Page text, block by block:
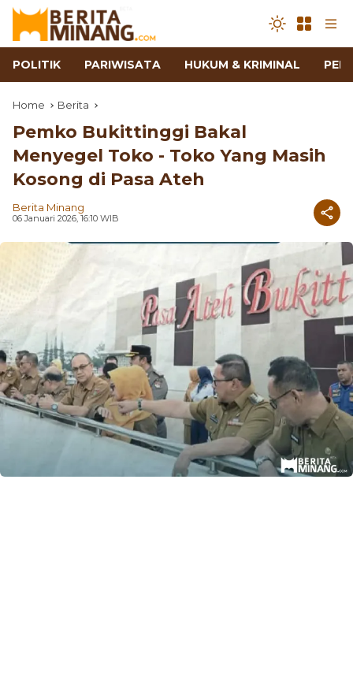
POLITIK PARIWISATA HUKUM & KRIMINAL
Home Berita
Pemko Bukittinggi Bakal
Menyegel Toko - Toko Yang Masih
Kosong di Pasa Ateh
Berita Minang
06 Januari 2026, 16:10 WIB